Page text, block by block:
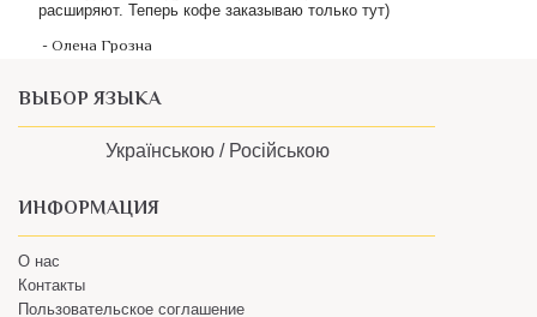
Контакты
Пользовательское соглашение